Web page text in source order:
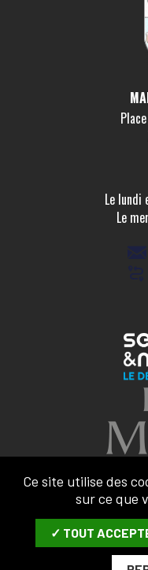
Le lundi
Le
Ce site utilise des
sur ce que
✓ TOUT